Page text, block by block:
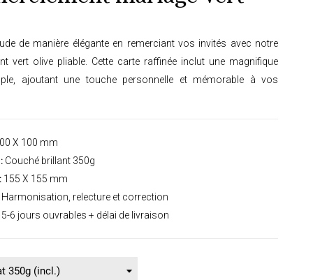
de manière élégante en remerciant vos invités avec notre
vert olive pliable. Cette carte raffinée inclut une magnifique
ajoutant une touche personnelle et mémorable à vos
X 100 mm
Couché brillant 350g
155 X 155 mm
Harmonisation, relecture et correction
6 jours ouvrables + délai de livraison